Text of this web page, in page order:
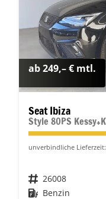
ab 249,– € mtl.
Seat Ibiza
unverbindliche Lieferzeit:
Fahrzeugnr. 26008
Kraftstoff Benzin